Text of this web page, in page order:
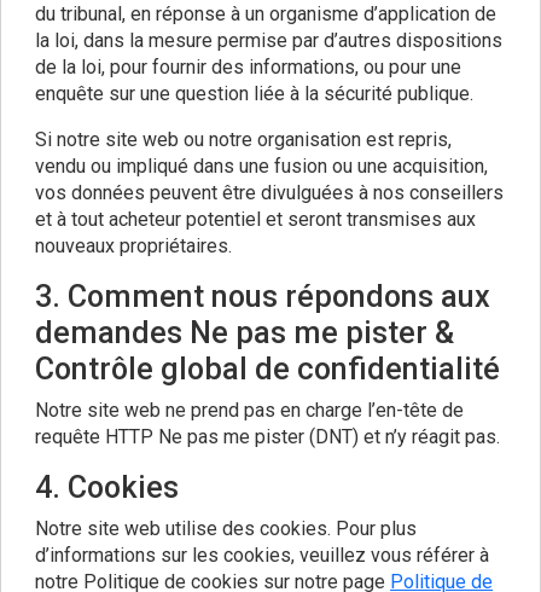
du tribunal, en réponse à un organisme d’application de
la loi, dans la mesure permise par d’autres dispositions
de la loi, pour fournir des informations, ou pour une
enquête sur une question liée à la sécurité publique.
Si notre site web ou notre organisation est repris,
vendu ou impliqué dans une fusion ou une acquisition,
vos données peuvent être divulguées à nos conseillers
et à tout acheteur potentiel et seront transmises aux
nouveaux propriétaires.
3. Comment nous répondons aux
demandes Ne pas me pister &
Contrôle global de confidentialité
Notre site web ne prend pas en charge l’en-tête de
requête HTTP Ne pas me pister (DNT) et n’y réagit pas.
4. Cookies
Notre site web utilise des cookies. Pour plus
d’informations sur les cookies, veuillez vous référer à
notre Politique de cookies sur notre page Politique de